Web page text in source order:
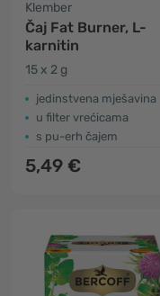
Klember
Čaj Fat Burner, L-
karnitin
15 x 2 g
jedinstvena mješavina
u filter vrećicama
s pu-erh čajem
5,49 €